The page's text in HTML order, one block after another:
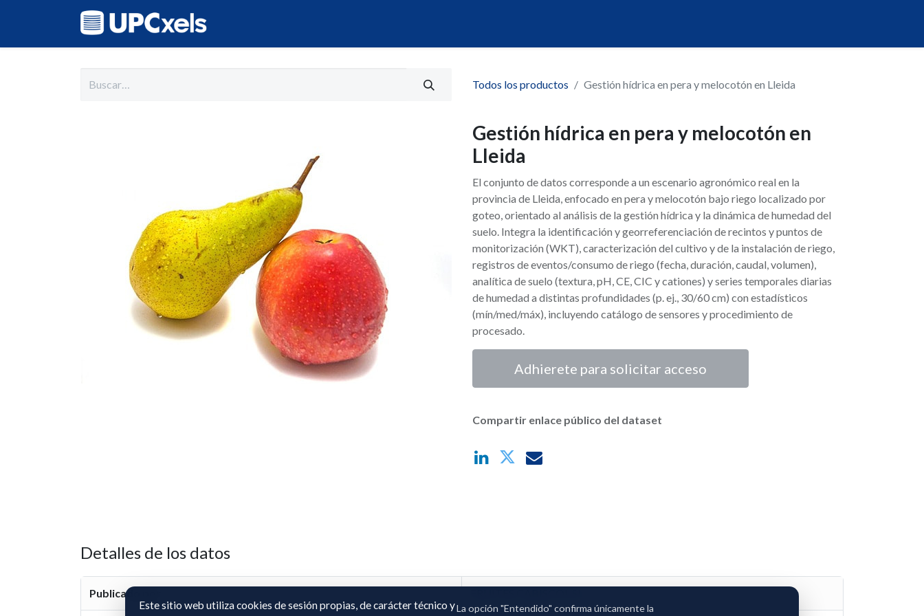
Todos los productos Gestión hídrica en pera y melocotón en Lleida
Gestión hídrica en pera y melocotón en
Lleida
El conjunto de datos corresponde a un escenario agronómico real en la
provincia de Lleida, enfocado en pera y melocotón bajo riego localizado por
goteo, orientado al análisis de la gestión hídrica y la dinámica de humedad del
suelo. Integra la identificación y georreferenciación de recintos y puntos de
monitorización (WKT), caracterización del cultivo y de la instalación de riego,
registros de eventos/consumo de riego (fecha, duración, caudal, volumen),
analítica de suelo (textura, pH, CE, CIC y cationes) y series temporales diarias
de humedad a distintas profundidades (p. ej., 30/60 cm) con estadísticos
(mín/med/máx), incluyendo catálogo de sensores y procedimiento de
procesado.
Adhierete para solicitar acceso
Compartir enlace público del dataset
Detalles de los datos
Publicado por
Este sitio web utiliza cookies de sesión propias, de carácter técnico yLa opción "Entendido" confirma únicamente la